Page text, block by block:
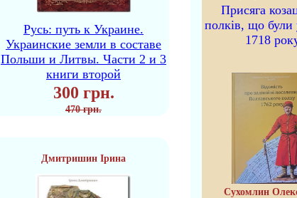
Русь: путь к Украине.
Украинские земли в составе
Польши и Литвы. Части 2 и 3
книги второй
300 грн.
470 грн.
Дмитришин Ірина
Присяга
полків, що були
1718
Сухомлин